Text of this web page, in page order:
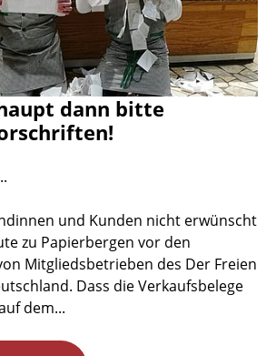
dann bitte
und Kunden nicht erwünscht
zu Papierbergen vor den
Mitgliedsbetrieben des Der Freien
Dass die Verkaufsbelege
dem...